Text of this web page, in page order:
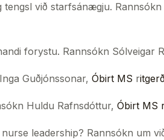
við starfsánægju.
forystu. Rannsókn Sólveigar
Guðjónssonar, Óbirt MS r
Huldu Rafnsdóttur, Óbirt MS
leadership? Rannsókn um